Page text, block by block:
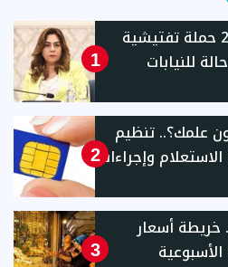
1
التنمية المحلية: تنفيذ 27 حملة تفتيشية
بـ11محافظات وإحالة 81 حالة للنيابات
2
علمك؟.. تنظيم
وإجراءات
3
جنيه.. خريطة أسعار